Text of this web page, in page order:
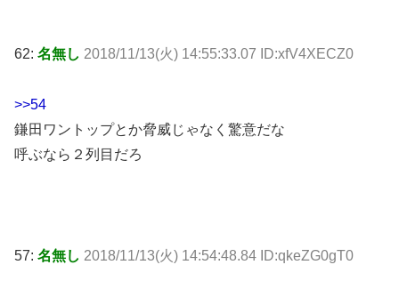
62: 名無し 2018/11/13(火) 14:55:33.07 ID:xfV4XECZ0
>>54
鎌田ワントップとか脅威じゃなく驚意だな
呼ぶなら２列目だろ
57: 名無し 2018/11/13(火) 14:54:48.84 ID:qkeZG0gT0